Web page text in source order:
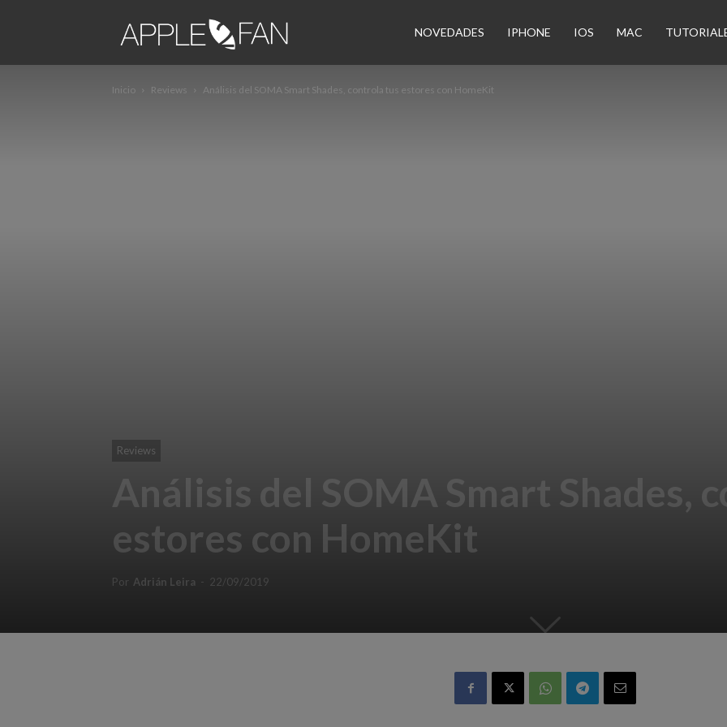
NOVEDADES IPHONE IOS MAC
Inicio Reviews Análisis del SOMA Smart Shades, controla tus estores con HomeKit
Reviews
Análisis del SOMA Smart Shades,
estores con HomeKit
Por Adrián Leira - 22/09/2019